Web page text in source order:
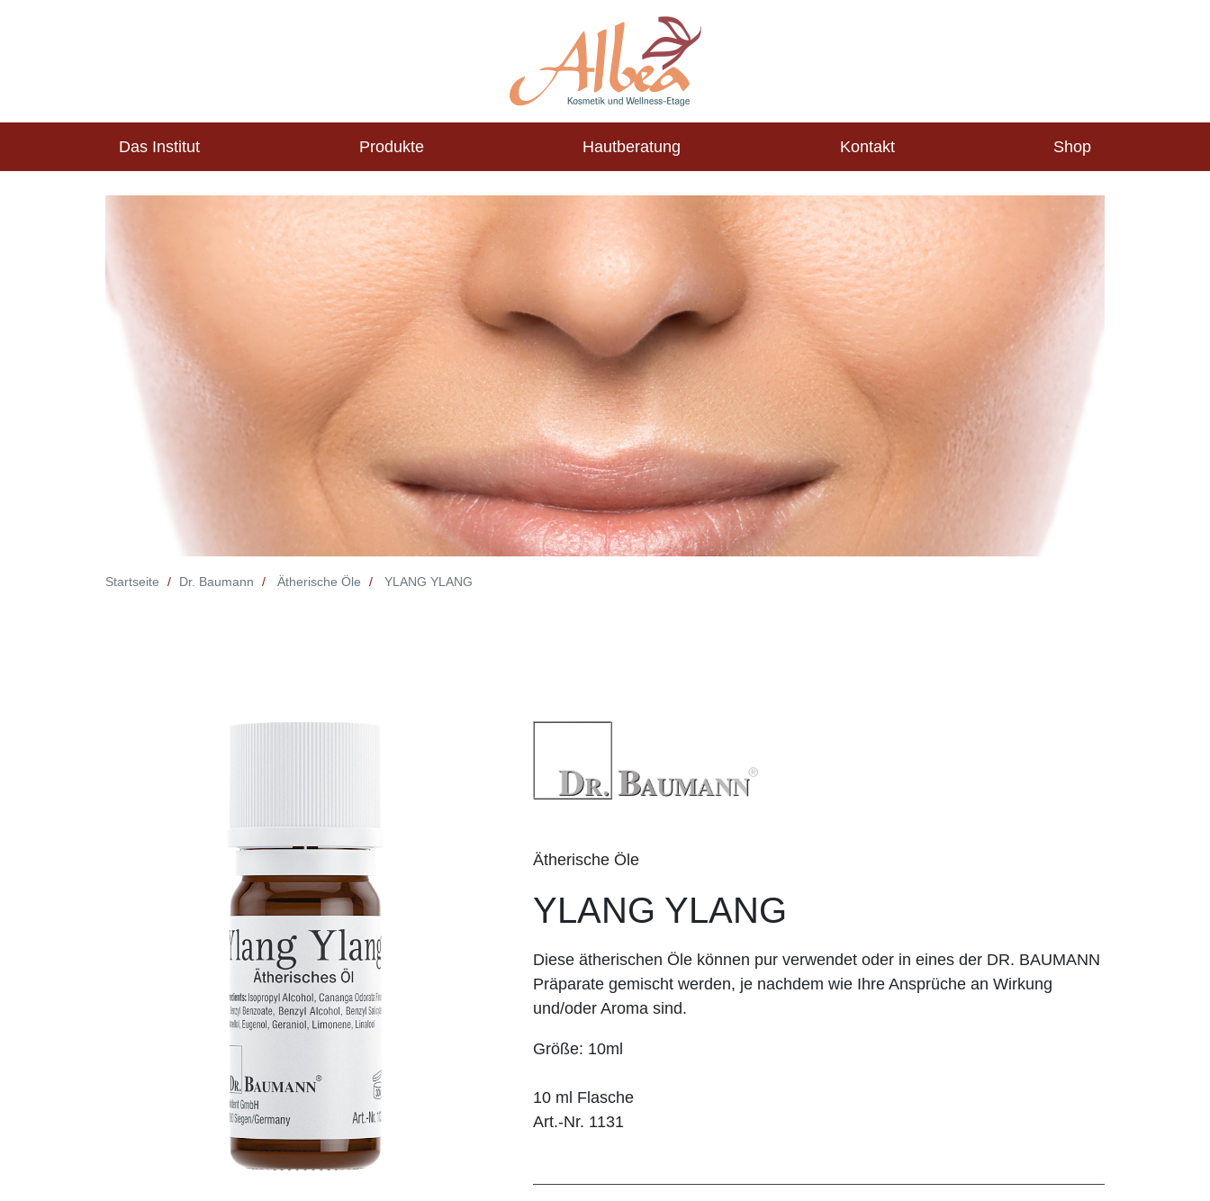
Das Institut Produkte Hautberatung Kontakt Shop
Startseite Dr. Baumann Ätherische Öle YLANG YLANG
Ätherische Öle
YLANG YLANG
Diese ätherischen Öle können pur verwendet oder in eines der DR. BAUMANN
Präparate gemischt werden, je nachdem wie Ihre Ansprüche an Wirkung
und/oder Aroma sind.
Größe: 10ml
10 ml Flasche
Art.-Nr. 1131